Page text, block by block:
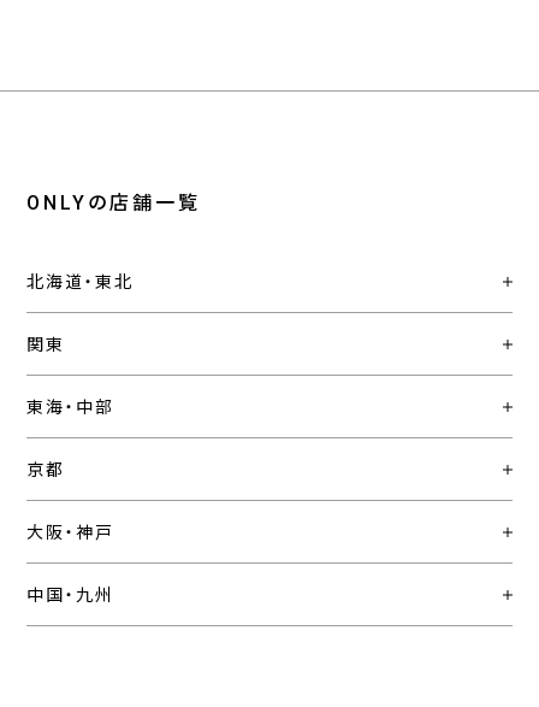
ONLYの店舗一覧
北海道・東北
関東
東海・中部
京都
大阪・神戸
中国・九州